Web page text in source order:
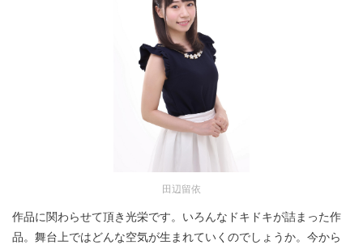
田辺留依
作品に関わらせて頂き光栄です。いろんなドキドキが詰まった作
品。舞台上ではどんな空気が生まれていくのでしょうか。今から